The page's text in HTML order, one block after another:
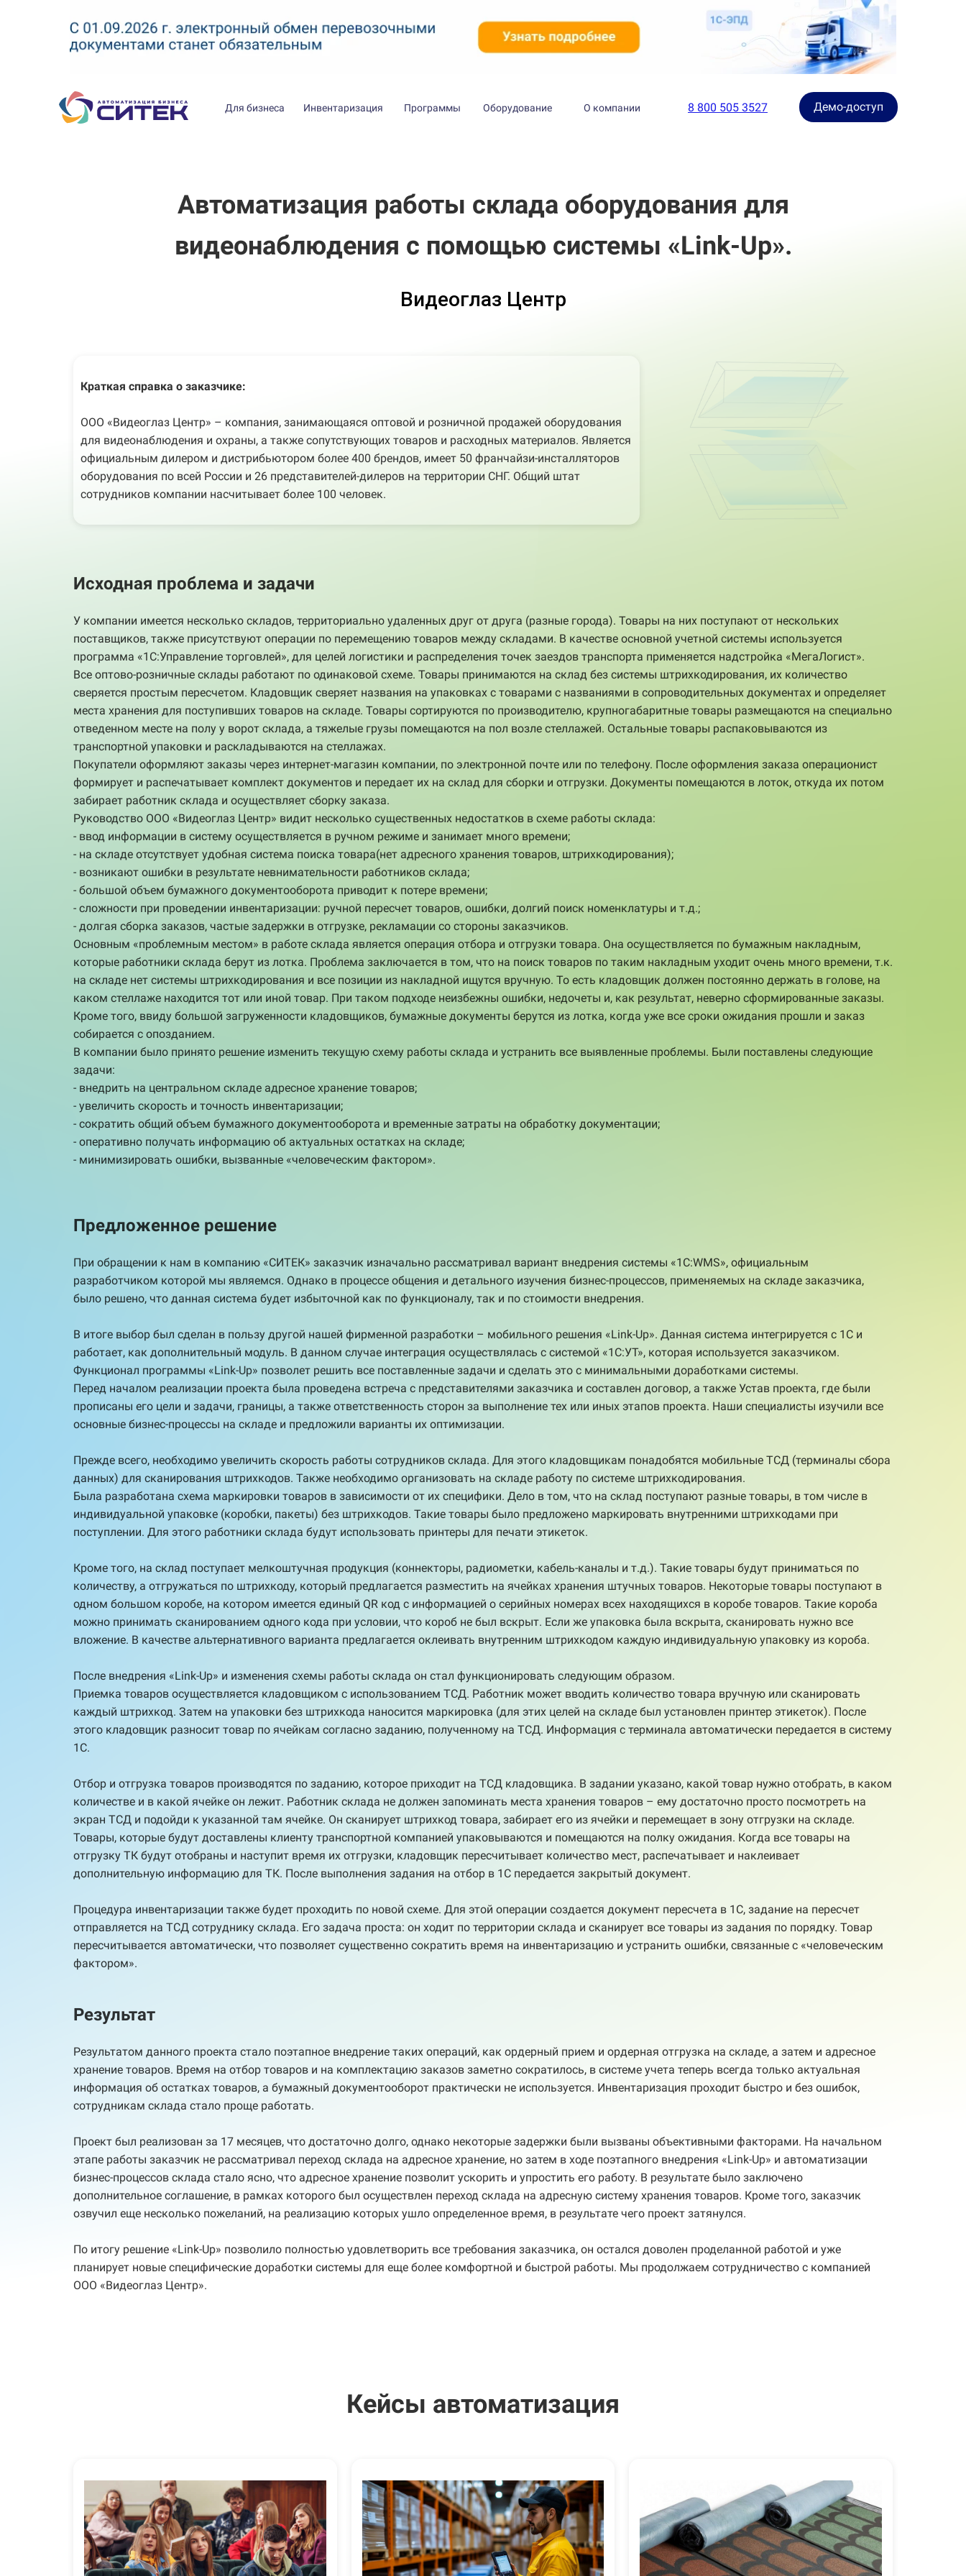
Инвентаризация Оборудование
Программы О компании
Для бизнеса Демо-доступ
8 800 505 3527
Автоматизация работы склада оборудования для
видеонаблюдения с помощью системы «Link-Up».
Видеоглаз Центр
Краткая справка о заказчике:
ООО «Видеоглаз Центр» – компания, занимающаяся оптовой и розничной продажей оборудования
для видеонаблюдения и охраны, а также сопутствующих товаров и расходных материалов. Является
официальным дилером и дистрибьютором более 400 брендов, имеет 50 франчайзи-инсталляторов
оборудования по всей России и 26 представителей-дилеров на территории СНГ. Общий штат
сотрудников компании насчитывает более 100 человек.
Исходная проблема и задачи
У компании имеется несколько складов, территориально удаленных друг от друга (разные города). Товары на них поступают от нескольких
поставщиков, также присутствуют операции по перемещению товаров между складами. В качестве основной учетной системы используется
программа «1С:Управление торговлей», для целей логистики и распределения точек заездов транспорта применяется надстройка «МегаЛогист».
Все оптово-розничные склады работают по одинаковой схеме. Товары принимаются на склад без системы штрихкодирования, их количество
сверяется простым пересчетом. Кладовщик сверяет названия на упаковках с товарами с названиями в сопроводительных документах и определяет
места хранения для поступивших товаров на складе. Товары сортируются по производителю, крупногабаритные товары размещаются на специально
отведенном месте на полу у ворот склада, а тяжелые грузы помещаются на пол возле стеллажей. Остальные товары распаковываются из
транспортной упаковки и раскладываются на стеллажах.
Покупатели оформляют заказы через интернет-магазин компании, по электронной почте или по телефону. После оформления заказа операционист
формирует и распечатывает комплект документов и передает их на склад для сборки и отгрузки. Документы помещаются в лоток, откуда их потом
забирает работник склада и осуществляет сборку заказа.
Руководство ООО «Видеоглаз Центр» видит несколько существенных недостатков в схеме работы склада:
- ввод информации в систему осуществляется в ручном режиме и занимает много времени;
- на складе отсутствует удобная система поиска товара(нет адресного хранения товаров, штрихкодирования);
- возникают ошибки в результате невнимательности работников склада;
- большой объем бумажного документооборота приводит к потере времени;
- сложности при проведении инвентаризации: ручной пересчет товаров, ошибки, долгий поиск номенклатуры и т.д.;
- долгая сборка заказов, частые задержки в отгрузке, рекламации со стороны заказчиков.
Основным «проблемным местом» в работе склада является операция отбора и отгрузки товара. Она осуществляется по бумажным накладным,
которые работники склада берут из лотка. Проблема заключается в том, что на поиск товаров по таким накладным уходит очень много времени, т.к.
на складе нет системы штрихкодирования и все позиции из накладной ищутся вручную. То есть кладовщик должен постоянно держать в голове, на
каком стеллаже находится тот или иной товар. При таком подходе неизбежны ошибки, недочеты и, как результат, неверно сформированные заказы.
Кроме того, ввиду большой загруженности кладовщиков, бумажные документы берутся из лотка, когда уже все сроки ожидания прошли и заказ
собирается с опозданием.
В компании было принято решение изменить текущую схему работы склада и устранить все выявленные проблемы. Были поставлены следующие
задачи:
- внедрить на центральном складе адресное хранение товаров;
- увеличить скорость и точность инвентаризации;
- сократить общий объем бумажного документооборота и временные затраты на обработку документации;
- оперативно получать информацию об актуальных остатках на складе;
- минимизировать ошибки, вызванные «человеческим фактором».
Предложенное решение
При обращении к нам в компанию «СИТЕК» заказчик изначально рассматривал вариант внедрения системы «1С:WMS», официальным
разработчиком которой мы являемся. Однако в процессе общения и детального изучения бизнес-процессов, применяемых на складе заказчика,
было решено, что данная система будет избыточной как по функционалу, так и по стоимости внедрения.
В итоге выбор был сделан в пользу другой нашей фирменной разработки – мобильного решения «Link-Up». Данная система интегрируется с 1С и
работает, как дополнительный модуль. В данном случае интеграция осуществлялась с системой «1С:УТ», которая используется заказчиком.
Функционал программы «Link-Up» позволет решить все поставленные задачи и сделать это с минимальными доработками системы.
Перед началом реализации проекта была проведена встреча с представителями заказчика и составлен договор, а также Устав проекта, где были
прописаны его цели и задачи, границы, а также ответственность сторон за выполнение тех или иных этапов проекта. Наши специалисты изучили все
основные бизнес-процессы на складе и предложили варианты их оптимизации.
Прежде всего, необходимо увеличить скорость работы сотрудников склада. Для этого кладовщикам понадобятся мобильные ТСД (терминалы сбора
данных) для сканирования штрихкодов. Также необходимо организовать на складе работу по системе штрихкодирования.
Была разработана схема маркировки товаров в зависимости от их специфики. Дело в том, что на склад поступают разные товары, в том числе в
индивидуальной упаковке (коробки, пакеты) без штрихкодов. Такие товары было предложено маркировать внутренними штрихкодами при
поступлении. Для этого работники склада будут использовать принтеры для печати этикеток.
Кроме того, на склад поступает мелкоштучная продукция (коннекторы, радиометки, кабель-каналы и т.д.). Такие товары будут приниматься по
количеству, а отгружаться по штрихкоду, который предлагается разместить на ячейках хранения штучных товаров. Некоторые товары поступают в
одном большом коробе, на котором имеется единый QR код с информацией о серийных номерах всех находящихся в коробе товаров. Такие короба
можно принимать сканированием одного кода при условии, что короб не был вскрыт. Если же упаковка была вскрыта, сканировать нужно все
вложение. В качестве альтернативного варианта предлагается оклеивать внутренним штрихкодом каждую индивидуальную упаковку из короба.
После внедрения «Link-Up» и изменения схемы работы склада он стал функционировать следующим образом.
Приемка товаров осуществляется кладовщиком с использованием ТСД. Работник может вводить количество товара вручную или сканировать
каждый штрихкод. Затем на упаковки без штрихкода наносится маркировка (для этих целей на складе был установлен принтер этикеток). После
этого кладовщик разносит товар по ячейкам согласно заданию, полученному на ТСД. Информация с терминала автоматически передается в систему
1С.
Отбор и отгрузка товаров производятся по заданию, которое приходит на ТСД кладовщика. В задании указано, какой товар нужно отобрать, в каком
количестве и в какой ячейке он лежит. Работник склада не должен запоминать места хранения товаров – ему достаточно просто посмотреть на
экран ТСД и подойди к указанной там ячейке. Он сканирует штрихкод товара, забирает его из ячейки и перемещает в зону отгрузки на складе.
Товары, которые будут доставлены клиенту транспортной компанией упаковываются и помещаются на полку ожидания. Когда все товары на
отгрузку ТК будут отобраны и наступит время их отгрузки, кладовщик пересчитывает количество мест, распечатывает и наклеивает
дополнительную информацию для ТК. После выполнения задания на отбор в 1С передается закрытый документ.
Процедура инвентаризации также будет проходить по новой схеме. Для этой операции создается документ пересчета в 1С, задание на пересчет
отправляется на ТСД сотруднику склада. Его задача проста: он ходит по территории склада и сканирует все товары из задания по порядку. Товар
пересчитывается автоматически, что позволяет существенно сократить время на инвентаризацию и устранить ошибки, связанные с «человеческим
фактором».
Результат
Результатом данного проекта стало поэтапное внедрение таких операций, как ордерный прием и ордерная отгрузка на складе, а затем и адресное
хранение товаров. Время на отбор товаров и на комплектацию заказов заметно сократилось, в системе учета теперь всегда только актуальная
информация об остатках товаров, а бумажный документооборот практически не используется. Инвентаризация проходит быстро и без ошибок,
сотрудникам склада стало проще работать.
Проект был реализован за 17 месяцев, что достаточно долго, однако некоторые задержки были вызваны объективными факторами. На начальном
этапе работы заказчик не рассматривал переход склада на адресное хранение, но затем в ходе поэтапного внедрения «Link-Up» и автоматизации
бизнес-процессов склада стало ясно, что адресное хранение позволит ускорить и упростить его работу. В результате было заключено
дополнительное соглашение, в рамках которого был осуществлен переход склада на адресную систему хранения товаров. Кроме того, заказчик
озвучил еще несколько пожеланий, на реализацию которых ушло определенное время, в результате чего проект затянулся.
По итогу решение «Link-Up» позволило полностью удовлетворить все требования заказчика, он остался доволен проделанной работой и уже
планирует новые специфические доработки системы для еще более комфортной и быстрой работы. Мы продолжаем сотрудничество с компанией
ООО «Видеоглаз Центр».
Кейсы автоматизация